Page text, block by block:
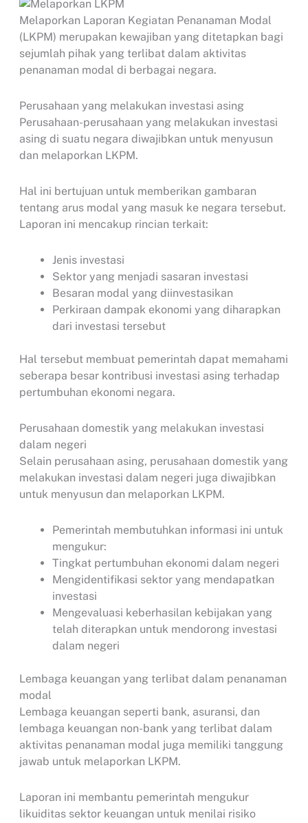
Melaporkan Laporan Kegiatan Penanaman Modal
(LKPM) merupakan kewajiban yang ditetapkan bagi
sejumlah pihak yang terlibat dalam aktivitas
penanaman modal di berbagai negara.
Perusahaan yang melakukan investasi asing
Perusahaan-perusahaan yang melakukan investasi
asing di suatu negara diwajibkan untuk menyusun
dan melaporkan LKPM.
Hal ini bertujuan untuk memberikan gambaran
tentang arus modal yang masuk ke negara tersebut.
Laporan ini mencakup rincian terkait:
Jenis investasi
Sektor yang menjadi sasaran investasi
Besaran modal yang diinvestasikan
Perkiraan dampak ekonomi yang diharapkan
dari investasi tersebut
Hal tersebut membuat pemerintah dapat memahami
seberapa besar kontribusi investasi asing terhadap
pertumbuhan ekonomi negara.
Perusahaan domestik yang melakukan investasi
dalam negeri
Selain perusahaan asing, perusahaan domestik yang
melakukan investasi dalam negeri juga diwajibkan
untuk menyusun dan melaporkan LKPM.
Pemerintah membutuhkan informasi ini untuk
mengukur:
Tingkat pertumbuhan ekonomi dalam negeri
Mengidentifikasi sektor yang mendapatkan
investasi
Mengevaluasi keberhasilan kebijakan yang
telah diterapkan untuk mendorong investasi
dalam negeri
Lembaga keuangan yang terlibat dalam penanaman
modal
Lembaga keuangan seperti bank, asuransi, dan
lembaga keuangan non-bank yang terlibat dalam
aktivitas penanaman modal juga memiliki tanggung
jawab untuk melaporkan LKPM.
Laporan ini membantu pemerintah mengukur
likuiditas sektor keuangan untuk menilai risiko